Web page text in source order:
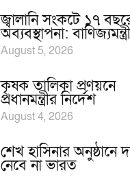
জ্বালানি সংকটে ১৭
অব্যবস্থাপনা: বাণিজ্যমন্ত্রী
August 5, 2026
কৃষক তালিকা প্রণয়নে
প্রধানমন্ত্রীর নির্দেশ
August 4, 2026
শেখ হাসিনার অনুষ্ঠানে
নেবে না ভারত